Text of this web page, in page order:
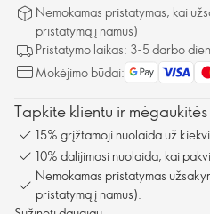
Nemokamas pristatymas, kai
pristatymą į namus)
Pristatymo laikas: 3-5 darbo
Mokėjimo būdai:
Tapkite klientu ir
15% grįžtamoji nuolaida už
10% dalijimosi nuolaida, kai
Nemokamas pristatymas
pristatymą į namus).